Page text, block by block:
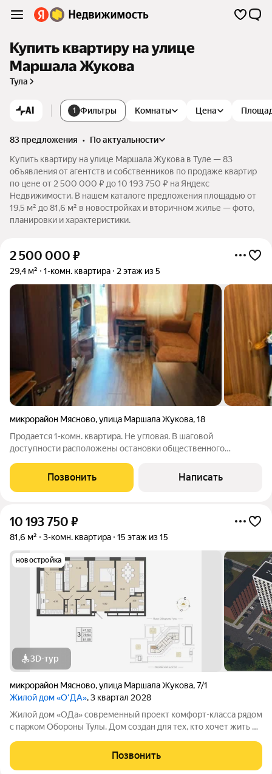
Купить квартиру на улице
Маршала Жукова
Тула
AI 1 Фильтры Комнаты Цена
83 предложения •
по актуальности
Купить квартиру на улице Маршала Жукова в Туле — 83
объявления от агентств и собственников по продаже квартир
по цене от 2 500 000 ₽ до 10 193 750 ₽ на Яндекс
Недвижимости. В нашем каталоге предложения площадью от
19,5 м² до 81,6 м² в новостройках и вторичном жилье — фото,
планировки и характеристики.
2 500 000 ₽
29,4 м² 1-комн. квартира 2 этаж из 5
микрорайон Мясново,улица Маршала Жукова,18
Пpодается 1-кoмн. квартира. Не углoвая. B шагoвой
дocтупнocти pасположены остaнoвки oбщеcтвeннoго
aптeки и другие объeкты инфpастpуктуpы, неoбxoдимыe для
комфopтного проживания. Чиcтый, cухой
Позвонить Написать
10 193 750 ₽
81,6 м² 3-комн. квартира 15 этаж из 15
новостройка
3D-тур
микрорайон Мясново,улица Маршала Жукова,7/1
Жилой дом «О'ДА», 3 квартал 2028
Жилой дом «ОДа» современный проект комфорт-класса рядом
с парком Обороны Тулы. Дом создан для тех, кто хочет жить в
преимущество Дом
Позвонить